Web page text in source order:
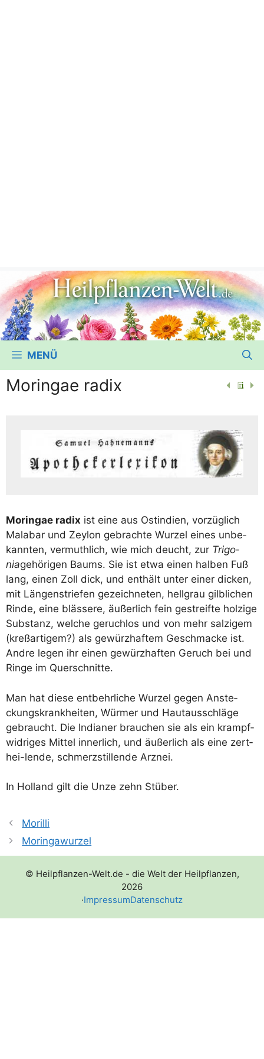
MENÜ
Moringae radix
Mor­ing­ae radix ist eine aus Ost­in­di­en, vor­züg­lich
Mala­bar und Zey­lon gebrach­te Wur­zel eines unbe­
kann­ten, ver­muth­lich, wie mich deucht, zur Tri­go­
niagehö­ri­gen Baums. Sie ist etwa einen hal­ben Fuß
lang, einen Zoll dick, und ent­hält unter einer dicken,
mit Län­gen­strie­fen gezeich­ne­ten, hell­grau gilb­li­chen
Rin­de, eine bläs­se­re, äußer­lich fein gestreif­te hol­zi­ge
Sub­stanz, wel­che geruch­los und von mehr sal­zi­gem
(kreß­ar­ti­gem?) als gewürz­haf­tem Geschma­cke ist.
And­re legen ihr einen gewürz­haf­ten Geruch bei und
Rin­ge im Querschnitte.
Man hat die­se ent­behr­li­che Wur­zel gegen Anste­
ckungs­krank­hei­ten, Wür­mer und Haut­aus­schlä­ge
gebraucht. Die India­ner brau­chen sie als ein krampf­
wid­ri­ges Mit­tel inner­lich, und äußer­lich als eine zert­
hei-len­de, schmerz­stil­len­de Arznei.
In Hol­land gilt die Unze zehn Stüber.
Morilli
Moringawurzel
© Heilpflanzen-Welt.de - die Welt der Heilpflanzen,
2026
·ImpressumDatenschutz